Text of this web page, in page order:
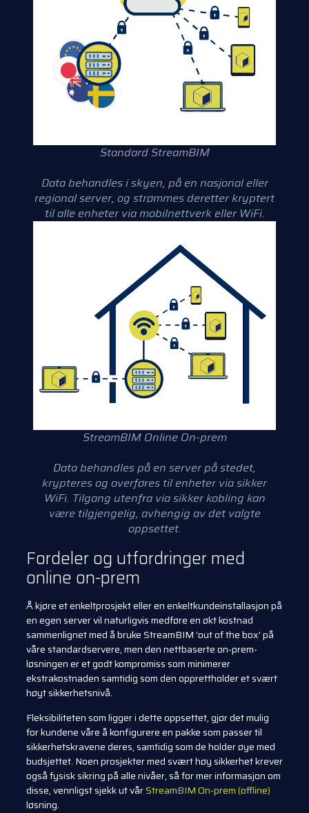
Standard StreamBIM
Data behandles i skyen, på en nasjonal eller
regional server, og strømmes deretter kryptert
til alle enheter via mobilnettverk eller WiFi.
StreamBIM Online On-prem
Data behandles på en server på stedet,
krypteres og overføres til enheter via sikker
WiFi. Tilgang utenfra via sikker kobling kan
være tilgjengelig, avhengig av det valgte
oppsettet.
Fordeler og utfordringer med
online on-prem
Å kjøre et enkeltprosjekt eller en enkeltkundeinstallasjon på
en egen server vil naturligvis medføre en økt kostnad
sammenlignet med å bruke StreamBIM ‘out of the box’ på
våre standardservere, men den nettbaserte on-prem-
løsningen er et godt kompromiss som minimerer
ekstrakostnaden samtidig som den opprettholder et svært
høyt sikkerhetsnivå.
Fleksibiliteten som ligger i dette oppsettet, gjør det mulig
for kundene våre å konfigurere en pakke som passer til
sikkerhetskravene deres, samtidig som de holder øye med
budsjettet. Noen prosjekter med svært høy sikkerhet krever
også fysisk sikring på alle nivåer, så for mer informasjon om
disse, vennligst sjekk ut vårStreamBIM On-prem (offline)
løsning.